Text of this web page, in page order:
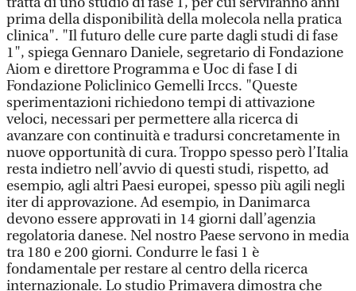
prima della disponibilità della molecola nella pratica
clinica". "Il futuro delle cure parte dagli studi di fase
1", spiega Gennaro Daniele, segretario di Fondazione
Aiom e direttore Programma e Uoc di fase I di
Fondazione Policlinico Gemelli Irccs. "Queste
sperimentazioni richiedono tempi di attivazione
veloci, necessari per permettere alla ricerca di
avanzare con continuità e tradursi concretamente in
nuove opportunità di cura. Troppo spesso però l’Italia
resta indietro nell’avvio di questi studi, rispetto, ad
esempio, agli altri Paesi europei, spesso più agili negli
iter di approvazione. Ad esempio, in Danimarca
devono essere approvati in 14 giorni dall’agenzia
regolatoria danese. Nel nostro Paese servono in media
tra 180 e 200 giorni. Condurre le fasi 1 è
fondamentale per restare al centro della ricerca
internazionale. Lo studio Primavera dimostra che